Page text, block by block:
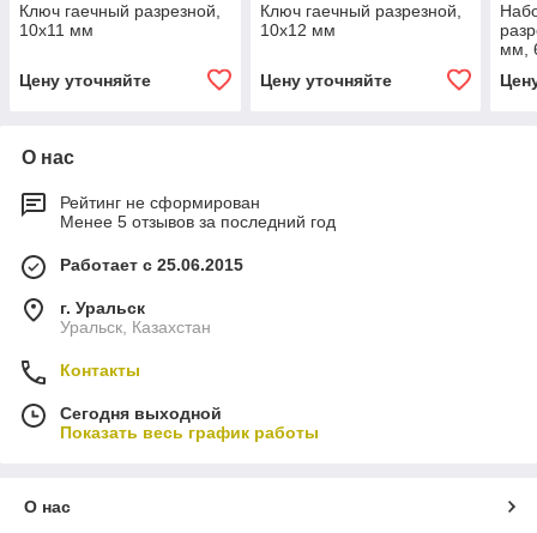
Ключ гаечный разрезной,
10х11 мм
Цену уточняйте
Ключ гаечный разрезной,
10х12 мм
Цену уточняйте
мм,
О нас
Рейтинг не сформирован
Менее 5 отзывов за последний год
Работает с 25.06.2015
г. Уральск
Уральск, Казахстан
Контакты
Сегодня выходной
Показать весь график работы
О нас